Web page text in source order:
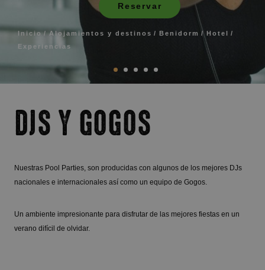
Reservar
Inicio Alojamientos y destinos Benidorm
Hotel
Experiencias
DJS Y GOGOS
Nuestras Pool Parties, son producidas con algunos de los mejores DJs
nacionales e internacionales así como un equipo de Gogos.
Un ambiente impresionante para disfrutar de las mejores fiestas en un
verano difícil de olvidar.